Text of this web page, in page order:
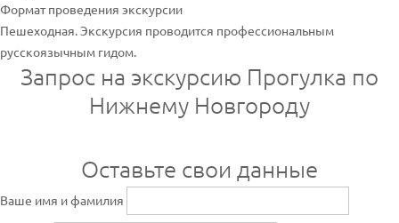
Формат проведения экскурсии
Пешеходная. Экскурсия проводится профессиональным
русскоязычным гидом.
Запрос на экскурсию Прогулка по
Нижнему Новгороду
Оставьте свои данные
Ваше имя и фамилия